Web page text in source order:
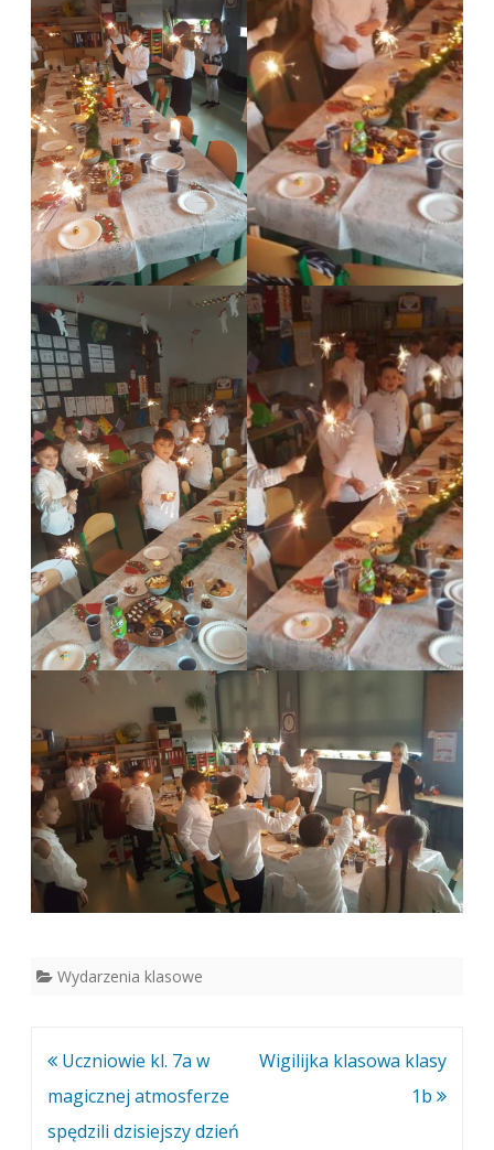
Wydarzenia klasowe
Nawigacja
wpisu
Uczniowie kl. 7a w
magicznej atmosferze
spędzili dzisiejszy dzień
Wigilijka klasowa klasy
1b